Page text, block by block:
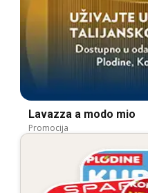
Lavazza a modo mio
Promocija